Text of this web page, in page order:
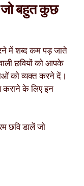
जो बहुत कुछ
में शब्द कम पड़ जाते
छवियों को आपके
को व्यक्त करने दें।
कराने के लिए इन
छवि डालें जो